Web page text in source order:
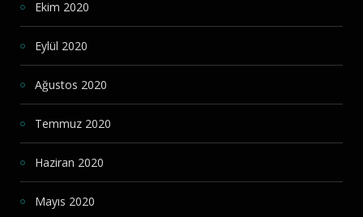
Ekim 2020
Eylül 2020
Ağustos 2020
Temmuz 2020
Haziran 2020
Mayıs 2020